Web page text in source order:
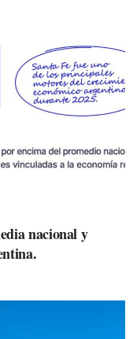
nacional y